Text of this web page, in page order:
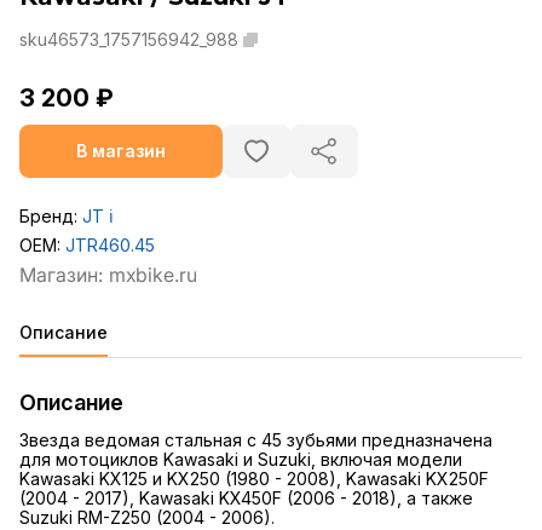
sku46573_1757156942_988
3 200 ₽
В магазин
Бренд: JT ℹ️
OEM: JTR460.45
Описание
Описание
Звезда ведомая стальная с 45 зубьями предназначена
для мотоциклов Kawasaki и Suzuki, включая модели
Kawasaki KX125 и KX250 (1980 - 2008), Kawasaki KX250F
(2004 - 2017), Kawasaki KX450F (2006 - 2018), а также
Suzuki RM-Z250 (2004 - 2006).